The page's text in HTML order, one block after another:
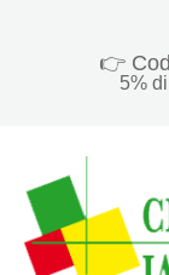
👉
5%